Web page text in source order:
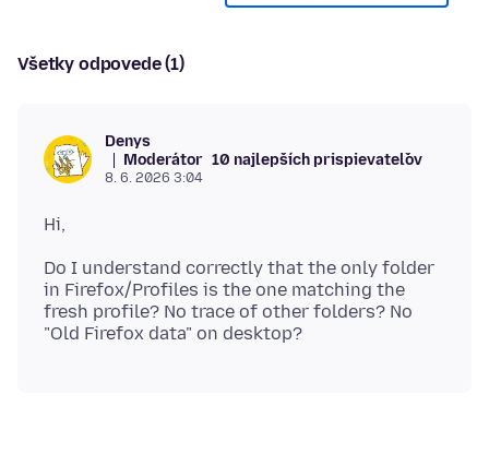
Všetky odpovede (1)
Denys
Moderátor 10 najlepších prispievateľov
8. 6. 2026 3:04
Do I understand correctly that the only folder
in Firefox/Profiles is the one matching the
fresh profile? No trace of other folders? No